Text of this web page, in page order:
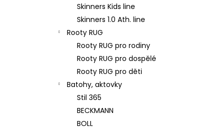
Skinners Kids line
Skinners 1.0 Ath. line
Rooty RUG
Rooty RUG pro rodiny
Rooty RUG pro dospělé
Rooty RUG pro děti
Batohy, aktovky
Stil 365
BECKMANN
BOLL